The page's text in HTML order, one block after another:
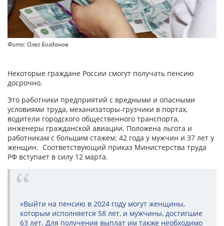
Фото: Олег Богданов
Некоторые граждане России смогут получать пенсию
досрочно.
Это работники предприятий с вредными и опасными
условиями труда, механизаторы-грузчики в портах,
водители городского общественного транспорта,
инженеры гражданской авиации. Положена льгота и
работникам с большим стажем: 42 года у мужчин и 37 лет у
женщин. Соответствующий приказ Министерства труда
РФ вступает в силу 12 марта.
«Выйти на пенсию в 2024 году могут женщины,
которым исполняется 58 лет, и мужчины, достигшие
63 лет. Для получения выплат им также необходимо